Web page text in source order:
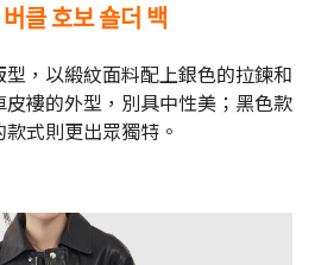
클 호보 숄더 백
，以緞紋面料配上銀色的拉鍊和
褸的外型，別具中性美；黑色款
式則更出眾獨特。